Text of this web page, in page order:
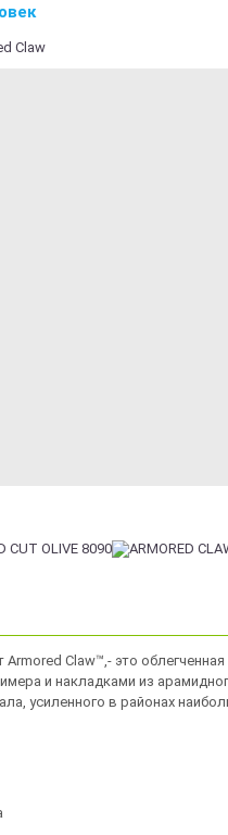
Claw
Armored Claw™,- это
и накладками из
усиленного в районах